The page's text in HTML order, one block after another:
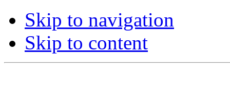
Skip to navigation
Skip to content